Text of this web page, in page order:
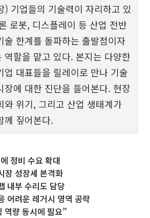
) 기업들의 기술력이 자리하고 있
로봇, 디스플레이 등 산업 전반
술 한계를 돌파하는 출발점이자
역할을 맡고 있다. 본지는 다양한
업 대표들을 릴레이로 만나 기술
장에 대한 진단을 들어본다. 현장
와 위기, 그리고 산업 생태계가
께 짚어본다.
정비 수요 확대
장 성장세 본격화
내부 수리도 담당
어려운 레거시 영역 공략
역량 동시에 필요”